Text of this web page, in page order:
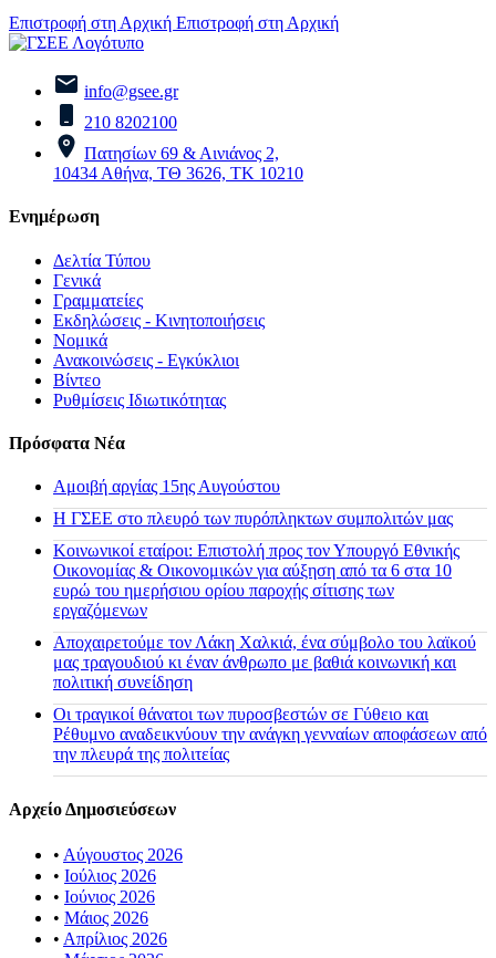
Επιστροφή στη Αρχική Επιστροφή στη Αρχική
info@gsee.gr
210 8202100
Πατησίων 69 & Αινιάνος 2,
10434 Αθήνα, ΤΘ 3626, ΤΚ 10210
Ενημέρωση
Δελτία Τύπου
Γενικά
Γραμματείες
Εκδηλώσεις - Κινητοποιήσεις
Νομικά
Ανακοινώσεις - Εγκύκλιοι
Βίντεο
Ρυθμίσεις Ιδιωτικότητας
Πρόσφατα Νέα
Αμοιβή αργίας 15ης Αυγούστου
H ΓΣΕΕ στο πλευρό των πυρόπληκτων συμπολιτών μας
Κοινωνικοί εταίροι: Επιστολή προς τον Υπουργό Εθνικής
Οικονομίας & Οικονομικών για αύξηση από τα 6 στα 10
ευρώ του ημερήσιου ορίου παροχής σίτισης των
εργαζόμενων
Αποχαιρετούμε τον Λάκη Χαλκιά, ένα σύμβολο του λαϊκού
μας τραγουδιού κι έναν άνθρωπο με βαθιά κοινωνική και
πολιτική συνείδηση
Οι τραγικοί θάνατοι των πυροσβεστών σε Γύθειο και
Ρέθυμνο αναδεικνύουν την ανάγκη γενναίων αποφάσεων από
την πλευρά της πολιτείας
Αρχείο Δημοσιεύσεων
• Αύγουστος 2026
• Ιούλιος 2026
• Ιούνιος 2026
• Μάιος 2026
• Απρίλιος 2026